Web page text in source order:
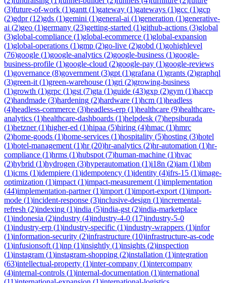
(3)future-of-work (1)gantt (1)gateway (1)gateways (1)gcc (1)gcp
(2)gdpr(12)gds (1)gemini (1)general-ai (1)generation (1)generative-
ai (2)geo (1)germany (23)getting-started (1)github-actions (3)global
(3)global-compliance (1)global-ecommerce (1)global-expansion
(1)global-operations (1)gmp (2)go-live (2)gobd (1)gohighlevel
(76)google (1)google-analytics (2)google-business (1)google-
business-profile (1)google-cloud (2)google-pay (1)google-reviews
(1)governance (8)government (3)gpt (1)grafana (1)grants (2)graphql
(3)green-it (1)green-warehouse (1)gri (2)growing-business
(1)growth (1)grpc (1)gst (7)gta (1)guide (43)gxp (2)gym (1)haccp
(2)handmade (3)hardening (2)hardware (1)hcm (1)headless
(4)headless-commerce (3)headless-erp (1)healthcare (9)healthcare-
analytics (1)healthcare-dashboards (1)helpdesk (7)hepsiburada
(1)hetzner(1)higher-ed (1)hipaa (5)hiring (4)hmac (1)hmrc
(2)home-goods (1)home-services (1)hospitality (5)hosting (3)hotel
(1)hotel-management (1)hr(20)hr-analytics (2)hr-automation (1)hr-
compliance (1)hrms (1)hubspot (7)human-machine (1)hvac
(2)hybrid (1)hydrogen (3)hyperautomation (1)i18n (2)iam (1)ibm
(1)icms (1)idempiere (1)idempotency (1)identity (4)ifrs-15 (1)image-
optimization (1)impact (1)impact-measurement (1)implementation
(44)implementation-partner(1)import (1)import-export (1)import-
mode (1)incident-response (3)inclusive-design (1)incremental-
refresh (2)indexing (1)india (5)india-gst (2)india-marketplace
(1)indonesia (2)industry (4)industry-4-0 (17)industry-5-0
(1)industry-erp (1)industry-specific (1)industry-wrappers (1)infor
(1)information-security (2)infrastructure (10)infrastructure-as-code
(1)infusionsoft (1)inp (1)insightly (1)insights (2)inspection
(1)instagram (1)instagram-shopping (2)installation (1)integration
(63)intellectual-property (1)inter-company (1)intercompany
(4)internal-controls (1)internal-documentation (1)international